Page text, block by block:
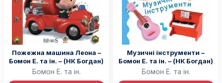
Пожежна машина Леона –
Бомон Е. та ін. – (НК Богдан)
Бомон Е. та ін.
Музичні інструменти –
Бомон Е. та ін. – (НК Богдан)
Бомон Е. та ін.